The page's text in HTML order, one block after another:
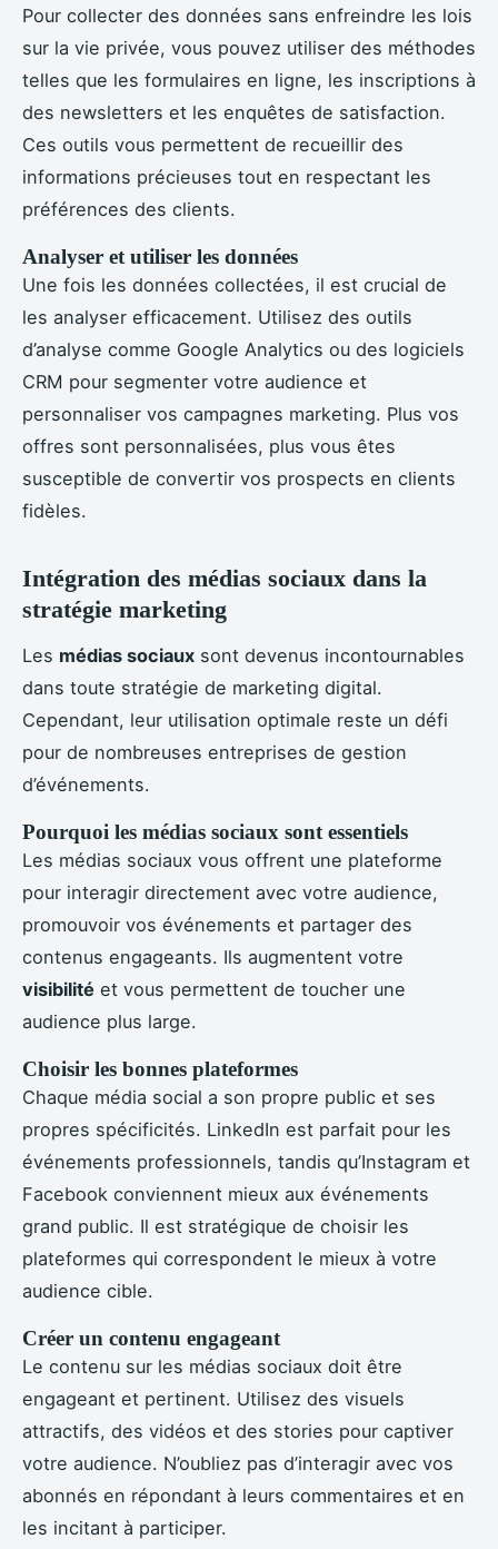
Pour collecter des données sans enfreindre les lois
sur la vie privée, vous pouvez utiliser des méthodes
telles que les formulaires en ligne, les inscriptions à
des newsletters et les enquêtes de satisfaction.
Ces outils vous permettent de recueillir des
informations précieuses tout en respectant les
préférences des clients.
Analyser et utiliser les données
Une fois les données collectées, il est crucial de
les analyser efficacement. Utilisez des outils
d’analyse comme Google Analytics ou des logiciels
CRM pour segmenter votre audience et
personnaliser vos campagnes marketing. Plus vos
offres sont personnalisées, plus vous êtes
susceptible de convertir vos prospects en clients
fidèles.
Intégration des médias sociaux dans la
stratégie marketing
Les médias sociaux sont devenus incontournables
dans toute stratégie de marketing digital.
Cependant, leur utilisation optimale reste un défi
pour de nombreuses entreprises de gestion
d’événements.
Pourquoi les médias sociaux sont essentiels
Les médias sociaux vous offrent une plateforme
pour interagir directement avec votre audience,
promouvoir vos événements et partager des
contenus engageants. Ils augmentent votre
visibilité et vous permettent de toucher une
audience plus large.
Choisir les bonnes plateformes
Chaque média social a son propre public et ses
propres spécificités. LinkedIn est parfait pour les
événements professionnels, tandis qu’Instagram et
Facebook conviennent mieux aux événements
grand public. Il est stratégique de choisir les
plateformes qui correspondent le mieux à votre
audience cible.
Créer un contenu engageant
Le contenu sur les médias sociaux doit être
engageant et pertinent. Utilisez des visuels
attractifs, des vidéos et des stories pour captiver
votre audience. N’oubliez pas d’interagir avec vos
abonnés en répondant à leurs commentaires et en
les incitant à participer.